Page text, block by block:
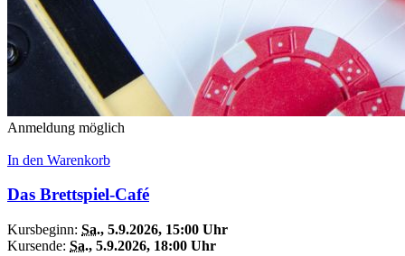
Anmeldung möglich
In den Warenkorb
Das Brettspiel-Café
Kursbeginn: Sa., 5.9.2026, 15:00 Uhr
Kursende: Sa., 5.9.2026, 18:00 Uhr